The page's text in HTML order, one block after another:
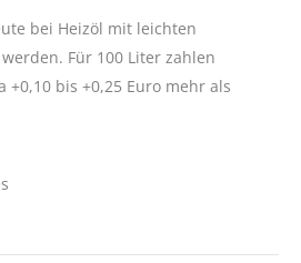
bei Heizöl mit leichten
Für 100 Liter zahlen
bis +0,25 Euro mehr als